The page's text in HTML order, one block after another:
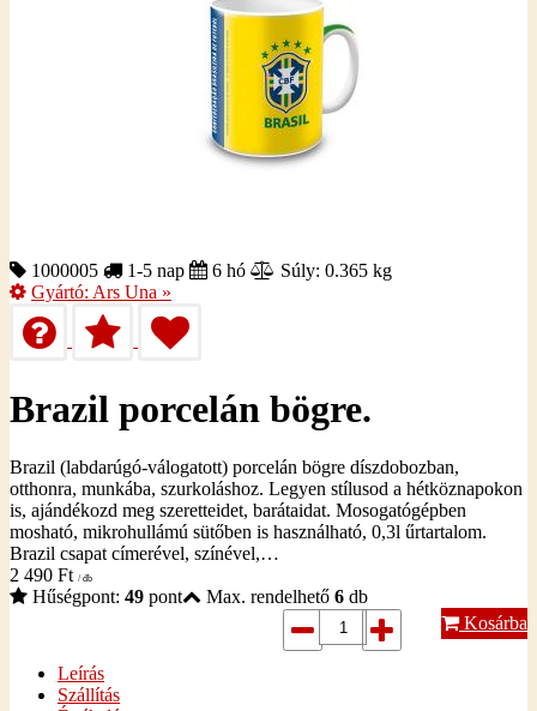
1000005 1-5 nap 6 hó
Súly: 0.365 kg
Gyártó: Ars Una »
Brazil porcelán bögre.
Brazil (labdarúgó-válogatott) porcelán bögre díszdobozban,
otthonra, munkába, szurkoláshoz. Legyen stílusod a hétköznapokon
is, ajándékozd meg szeretteidet, barátaidat. Mosogatógépben
mosható, mikrohullámú sütőben is használható, 0,3l űrtartalom.
Brazil csapat címerével, színével,…
2 490 Ft / db
Hűségpont: 49 pont Max. rendelhető 6 db
Kosárba
Leírás
Szállítás